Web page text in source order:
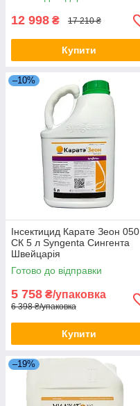
12 998 ₴ 17 210 ₴
Купити
–10%
Інсектицид Карате Зеон 050
СК 5 л Syngenta Сингента
Швейцарія
Готово до відправки
5 758 ₴/упаковка
6 398 ₴/упаковка
Купити
–19%